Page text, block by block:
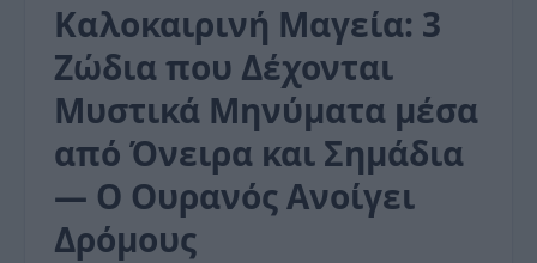
Καλοκαιρινή Μαγεία: 3
Ζώδια που Δέχονται
Μυστικά Μηνύματα μέσα
από Όνειρα και Σημάδια
— Ο Ουρανός Ανοίγει
Δρόμους